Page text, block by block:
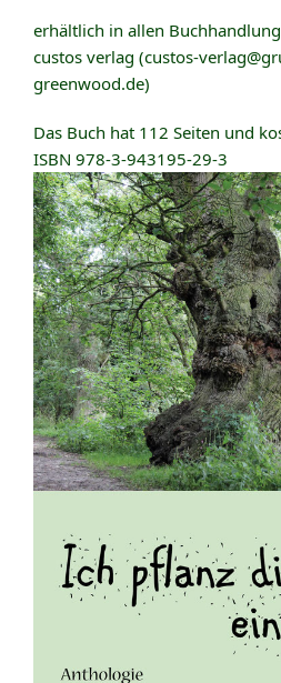
erhältlich in allen
custos verlag (custos-
greenwood.de)
Das Buch hat 112 Seiten und
ISBN 978-3-943195-29-3